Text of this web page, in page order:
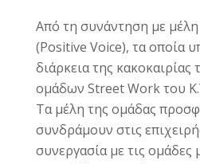
Από τη συνάντηση με μέλη
(Positive Voice), τα οποία
διάρκεια της κακοκαιρίας
ομάδων Street Work του
Τα μέλη της ομάδας
συνδράμουν στις
συνεργασία με τις ομάδες